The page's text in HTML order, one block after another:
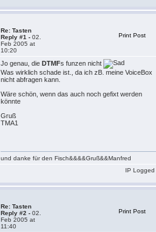
Re: Tasten
Reply #1 - 02.
Feb 2005 at
10:20
Print Post
Jo genau, die DTMFs funzen nicht
Was wirklich schade ist., da ich zB. meine VoiceBox
nicht abfragen kann.
Wäre schön, wenn das auch noch gefixt werden
könnte
Gruß
TMA1
und danke für den Fisch&&&&Gruß&&Manfred
IP Logged
Re: Tasten
Reply #2 - 02.
Feb 2005 at
11:40
Print Post